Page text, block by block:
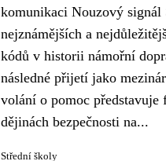
komunikaci Nouzový signál
nejznámějších a
kódů v historii námořní
následné přijetí jako
volání o pomoc
dějinách bezpečnosti na...
Střední školy